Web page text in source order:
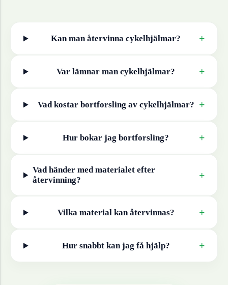
Kan man återvinna cykelhjälmar? +
Var lämnar man cykelhjälmar? +
Vad kostar bortforsling av cykelhjälmar? +
Hur bokar jag bortforsling? +
Vad händer med materialet efter
återvinning?
+
Vilka material kan återvinnas? +
Hur snabbt kan jag få hjälp? +